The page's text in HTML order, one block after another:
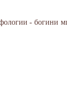
- богини